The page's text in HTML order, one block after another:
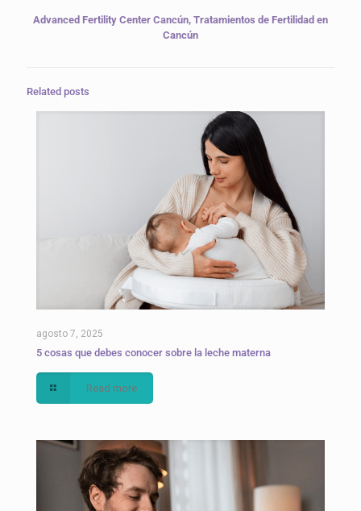
Advanced Fertility Center Cancún, Tratamientos de Fertilidad en
Cancún
Related posts
agosto 7, 2025
5 cosas que debes conocer sobre la leche materna
Read more